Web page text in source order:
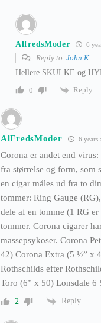
AlfredsModer 6
Reply to John K
Hellere SKULKE og
0
Reply
AlFredsModer 6 years
Corona er andet end
fra størrelse og form, som
en cigar måles ud fra to
tommer: Ring Gauge
dele af en tomme (1 RG
tommer. Corona cigarer
massepsykoser. Corona
42) Corona Extra (5 ½” x
Rothschilds efter
Toro (6” x 50) Lonsdale 6
2 Reply